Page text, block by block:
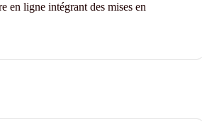
en ligne intégrant des mises en